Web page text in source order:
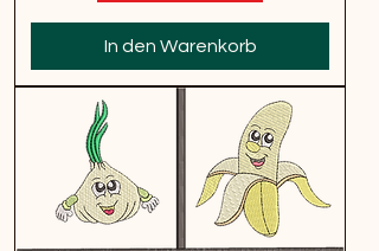
In den Warenkorb